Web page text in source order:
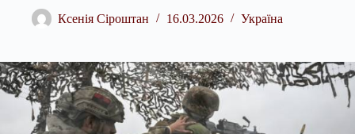
Ксенія Сіроштан 16.03.2026 Україна